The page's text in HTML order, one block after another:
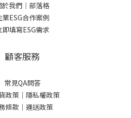
於我們 ｜ 部落格
業ESG合作案例
即填寫ESG需求
顧客服務
常見QA問答
政策｜ 隱私權政策
條款｜ 運送政策